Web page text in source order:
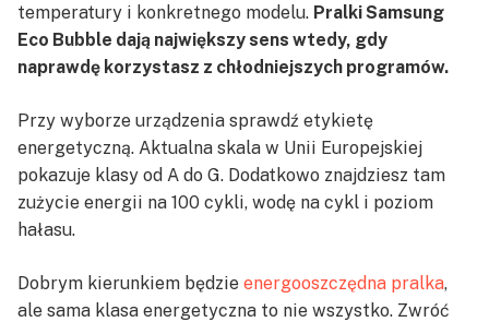
temperatury i konkretnego modelu. Pralki Samsung
Eco Bubble dają największy sens wtedy, gdy
naprawdę korzystasz z chłodniejszych programów.
Przy wyborze urządzenia sprawdź etykietę
energetyczną. Aktualna skala w Unii Europejskiej
pokazuje klasy od A do G. Dodatkowo znajdziesz tam
zużycie energii na 100 cykli, wodę na cykl i poziom
hałasu.
Dobrym kierunkiem będzie energooszczędna pralka,
ale sama klasa energetyczna to nie wszystko. Zwróć